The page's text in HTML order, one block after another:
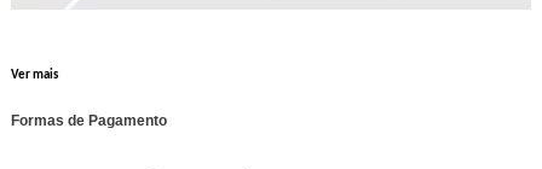
Ver mais
Formas de Pagamento